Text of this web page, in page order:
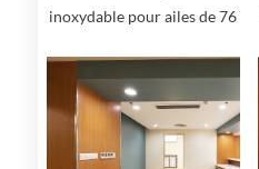
inoxydable pour ailes de 76